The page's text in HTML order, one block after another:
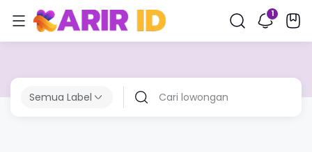
Semua Label